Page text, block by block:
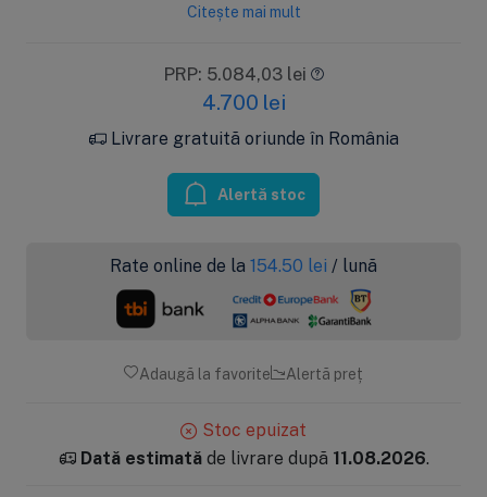
Citește mai mult
PRP: 5.084,03 lei
4.700 lei
Livrare gratuită oriunde în România
Alertă stoc
Rate online de la 154.50 lei / lună
Adaugă la favorite Alertă preț
Stoc epuizat
Dată estimatăde livrare după 11.08.2026.